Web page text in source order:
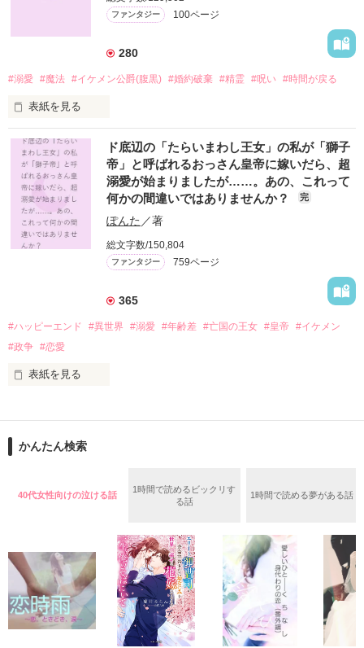
○●○●○●○●○●○●○●○●
「フランソワーズ・ベルナール、貴様との婚約は破棄させても
パーティーの場で、シュバリタイア王国の王太子……セドリッ
その隣にはフランソワーズの義理の妹、マドレーヌが立ってい
た。
（さて……ここまでは物語通りかしら）
フランソワーズ・ベルナールは前世で読んだ小説の悪役令嬢だ
った。
そして『聖女』として悪魔の宝玉を抑えて国を守っていたのだ
が……。
（これですべてが思い通りに終わると思っているんでしょう
が……甘いのよ）
マドレーヌに貶められて罪に問われたフランソワーズは国外へ
の逃亡を決意する。
しかし逃亡しようとしたフランソワーズの前に現れたのは隣
彼はある事情からフランソワーズの『聖女』としての力を欲し
ていた。
テファンから溺愛されるフランソワーズは幸せな日々を過ご
へと向かう──。
ファンタジー 100ページ
280
#溺愛 #魔法 #イケメン公爵(腹黒) #婚約破棄 #精霊 #呪い #時間が戻る
表紙を見る
リディア・ウォード侯爵令嬢19歳は、この国の第２王子である
レオンハルト・グラディオと婚約していた。
レオンの誕生日パーティーで、リディアはエスコートなしで行
くと、婚約者のレオンとアリシア男爵令嬢との仲睦まじい姿を
見せつけられた。
一人壁の花になっていると、レオンの兄のアレクの友人オズワ
ルドと知り合う。
そのパーティーの控室で休んでいる時に、リディアは襲われ倒
朦朧とする意識の中、最後に見えたのはオズワルドがリディア
の名前を叫びながら控室に飛び込んでくる姿だった…。
が戻っていた。
レオンとの婚約を避ける為に、オズワルドの提案で婚約するこ
とになり、二人の日常が始まる。
作品を読む
ド底辺の「たらいまわし王女」の私が「獅子
帝」と呼ばれるおっさん皇帝に嫁いだら、超
溺愛が始まりましたが……。あの、これって
何かの間違いではありませんか？
完
ぽんた ／著
総文字数/150,804
ファンタジー 759ページ
365
#ハッピーエンド #異世界 #溺愛 #年齢差 #亡国の王女 #皇帝
#イケメン
#政争 #恋愛
表紙を見る
たらいまわしにされた挙句に二十五歳年長の「獅子帝」へ嫁が
子たちと年長の嫁たちがいる。超大国を支配する「獅子帝」と
は……。「チカ、笑顔が素敵すぎる。そんなおまえを愛してい
ってちんちくりんの『メガネザル』よ。しかも、何の利用価値
もないのに何かの間違いか人違いじゃないの？　大丈夫なのか
しら」自分に自信がなく幸せと縁のなかったチカは、戸惑いな
がらも武闘派夫と息子やその嫁たちの愛とやさしさに包まれ
る。その愛に応える為に自分を変えようとするチカを待ってい
たのは、「獅子帝」をモノにしたい貴族令嬢たちや彼の政敵た
かんたん検索
40代女性向けの泣ける話
1時間で読めるビックリす
る話
1時間で読める夢がある話